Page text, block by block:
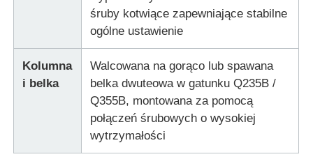
śruby kotwiące zapewniające stabilne
ogólne ustawienie
Kolumna
i belka
Walcowana na gorąco lub spawana
belka dwuteowa w gatunku Q235B /
Q355B, montowana za pomocą
połączeń śrubowych o wysokiej
wytrzymałości